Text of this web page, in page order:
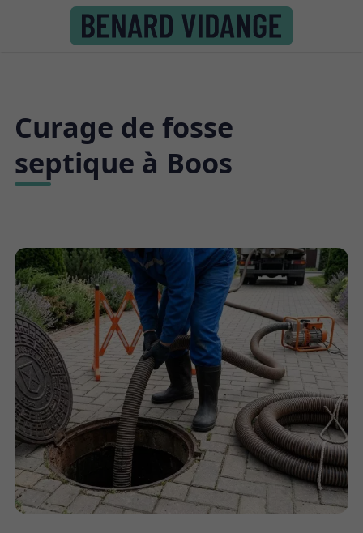
Curage de fosse
septique à Boos